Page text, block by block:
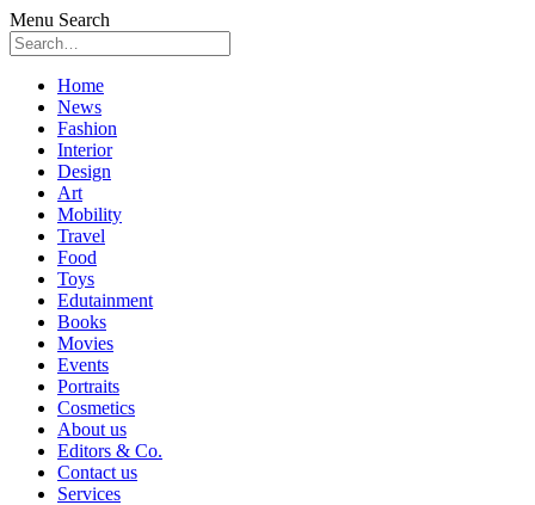
Menu Search
Skip
content
Home
News
Fashion
Interior
Design
Art
Mobility
Travel
Food
Toys
Edutainment
Books
Movies
Events
Portraits
Cosmetics
About us
Editors & Co.
Contact us
Services